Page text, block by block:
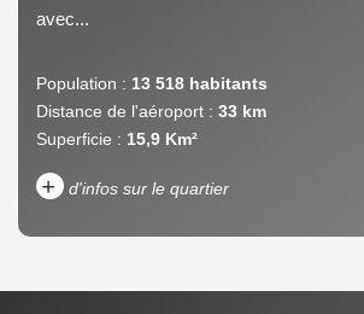
avec...
Population : 13 518 habitants
Distance de l'aéroport : 33 km
Superficie : 15,9 Km²
+ d'infos sur le quartier